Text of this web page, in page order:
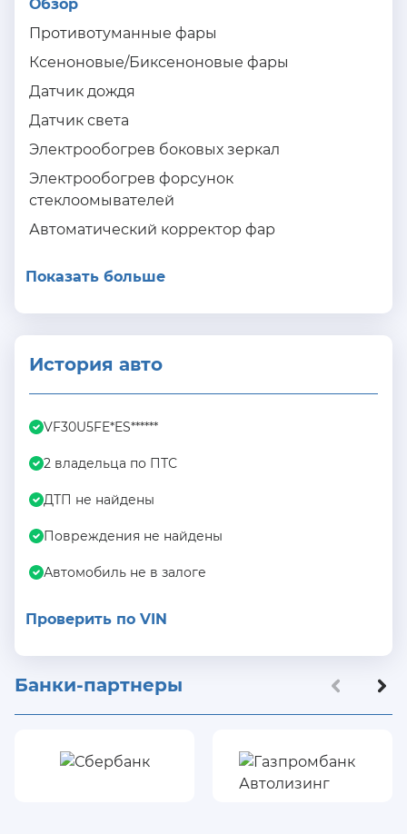
Обзор
Противотуманные фары
Ксеноновые/Биксеноновые фары
Датчик дождя
Датчик света
Электрообогрев боковых зеркал
Электрообогрев форсунок
стеклоомывателей
Автоматический корректор фар
Показать больше
История авто
VF30U5FE*ES******
2 владельца по ПТС
ДТП не найдены
Повреждения не найдены
Автомобиль не в залоге
Проверить по VIN
Банки-партнеры